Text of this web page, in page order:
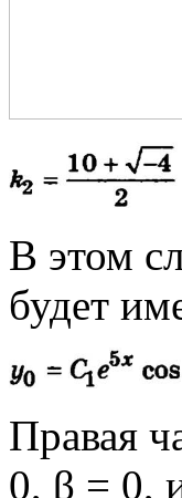
В этом
будет
Правая
0, β = 0,